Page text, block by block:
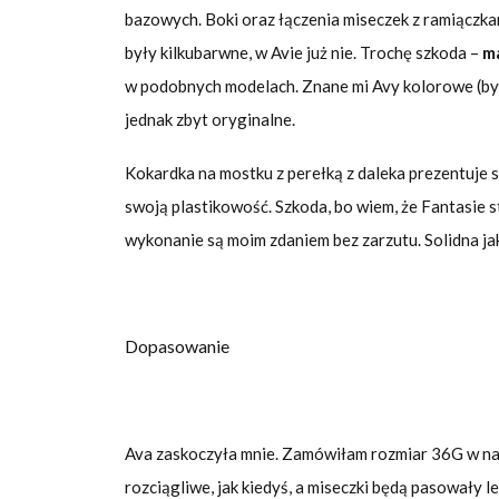
bazowych. Boki oraz łączenia miseczek z
były kilkubarwne, w Avie już nie. Trochę szkoda –
w podobnych modelach. Znane mi Avy kolorowe
jednak zbyt oryginalne.
Kokardka na mostku z perełką z daleka
swoją plastikowość. Szkoda, bo wiem, że Fantasie
wykonanie są moim zdaniem bez zarzutu. Solidna
Dopasowanie
Ava zaskoczyła mnie. Zamówiłam rozmiar 36G w
rozciągliwe, jak kiedyś, a miseczki będą pasowały